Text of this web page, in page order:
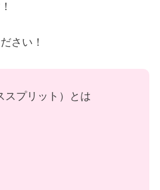
さい！
スプリット）とは